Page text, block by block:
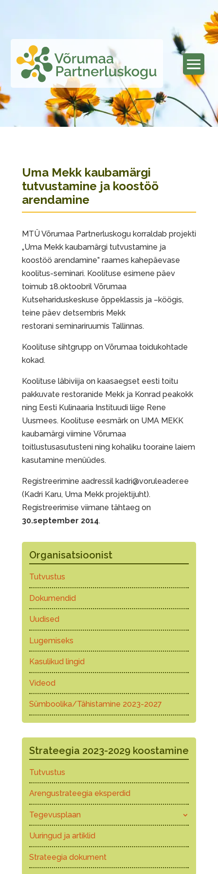
Uma Mekk kaubamärgi
tutvustamine ja koostöö
arendamine
MTÜ Võrumaa Partnerluskogu korraldab projekti
„Uma Mekk kaubamärgi tutvustamine ja
koostöö arendamine” raames kahepäevase
koolitus-seminari. Koolituse esimene päev
toimub 18.oktoobril Võrumaa
Kutsehariduskeskuse õppeklassis ja –köögis,
teine päev detsembris Mekk
restorani seminariruumis Tallinnas.
Koolituse sihtgrupp on Võrumaa toidukohtade
kokad.
Koolituse läbiviija on kaasaegset eesti toitu
pakkuvate restoranide Mekk ja Konrad peakokk
ning Eesti Kulinaaria Instituudi liige Rene
Uusmees. Koolituse eesmärk on UMA MEKK
kaubamärgi viimine Võrumaa
toitlustusasutusteni ning kohaliku tooraine laiem
kasutamine menüüdes.
Registreerimine aadressil kadri@voruleader.ee
(Kadri Karu, Uma Mekk projektijuht).
Registreerimise viimane tähtaeg on
30.september 2014.
Organisatsioonist
Tutvustus
Dokumendid
Uudised
Lugemiseks
Kasulikud lingid
Videod
Sümboolika/Tähistamine 2023-2027
Strateegia 2023-2029 koostamine
Tutvustus
Arengustrateegia eksperdid
Tegevusplaan
Uuringud ja artiklid
Strateegia dokument